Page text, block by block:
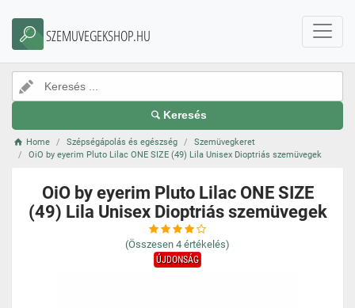
SZEMUVEGEKSHOP.HU
Keresés
Home Szépségápolás és egészség
Szemüvegkeret
OiO by eyerim Pluto Lilac ONE SIZE (49) Lila Unisex Dioptriás szemüvegek
OiO by eyerim Pluto Lilac ONE SIZE
(49) Lila Unisex Dioptriás szemüvegek
(Összesen 4 értékelés)
ÚJDONSÁG